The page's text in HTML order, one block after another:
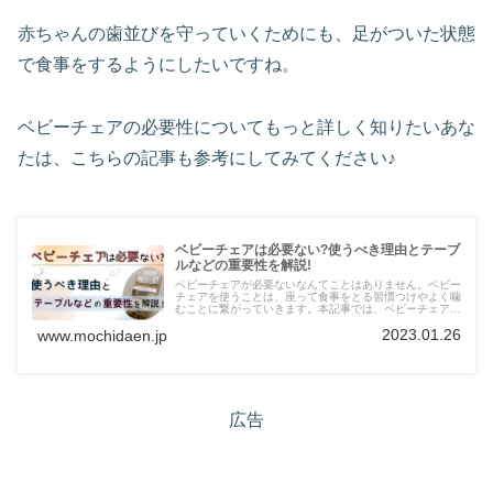
赤ちゃんの歯並びを守っていくためにも、足がついた状態
で食事をするようにしたいですね。
ベビーチェアの必要性についてもっと詳しく知りたいあな
たは、こちらの記事も参考にしてみてください♪
ベビーチェアは必要ない?使うべき理由とテーブ
ルなどの重要性を解説!
ベビーチェアが必要ないなんてことはありません。ベビー
チェアを使うことは、座って食事をとる習慣つけやよく噛
むことに繋がっていきます。本記事では、ベビーチェアの
www.mochidaen.jp 2023.01.26
広告